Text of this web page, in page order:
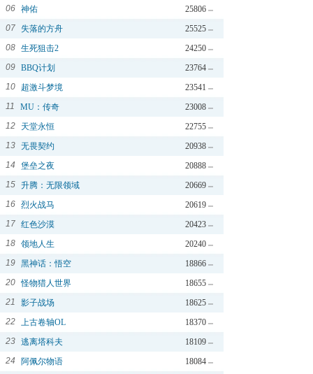
06 25806
神佑
07
25525
失落的方舟
08
24250
生死狙击2
09
23764
BBQ计划
10
23541
超激斗梦境
11
23008
MU：传奇
12
22755
天堂永恒
13
20938
无畏契约
14
20888
堡垒之夜
15
20669
升腾：无限领域
16
20619
烈火战马
17
20423
红色沙漠
18
20240
领地人生
19
18866
黑神话：悟空
20
18655
怪物猎人世界
21
18625
影子战场
22
18370
上古卷轴OL
23
18109
逃离塔科夫
24
18084
阿佩尔物语